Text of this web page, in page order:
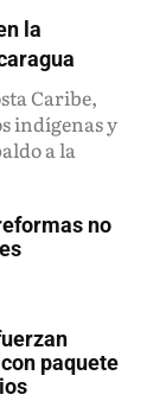
la
Caribe,
indígenas y
a la
no
paquete